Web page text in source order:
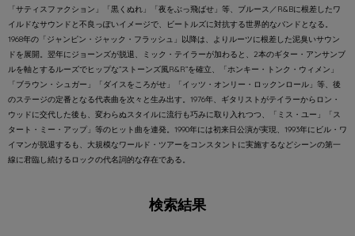
「サティスファクション」「黒くぬれ」「夜をぶっ飛ばせ」等、ブルース／R&Bに根差したワ
イルドなサウンドと不良っぽいイメージで、ビートルズに対抗する世界的なバンドとなる。
1968年の「ジャンピン・ジャック・フラッシュ」以降は、よりルーツに根差した泥臭いサウン
ドを展開。翌年にジョーンズが脱退、ミック・テイラーが加わると、2本のギター・アンサンブ
ルを軸とするルーズでヒップな”ストーンズ風R&R”を確立、「ホンキー・トンク・ウィメン」
「ブラウン・シュガー」「ダイスをころがせ」「イッツ・オンリー・ロックンロール」等、後
のステージの定番となる代表曲を次々と生み出す。1976年、ギタリストがテイラーからロン・
ウッドに交代した後も、変わらぬスタイルに流行も巧みに取り入れつつ、「ミス・ユー」「ス
タート・ミー・アップ」等のヒット曲を連発。1990年には初来日公演が実現、1993年にビル・ワ
イマンが脱退するも、大規模なワールド・ツアーをコンスタントに実施するなどシーンの第一
線に君臨し続けるロックの代名詞的な存在である。
検索結果